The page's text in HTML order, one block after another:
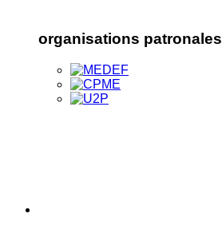
organisations patronales